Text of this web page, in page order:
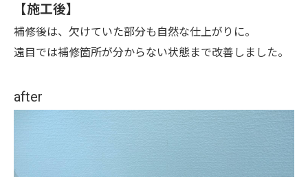
【施工後】
補修後は、欠けていた部分も自然な仕上がりに。
遠目では補修箇所が分からない状態まで改善しました。
after